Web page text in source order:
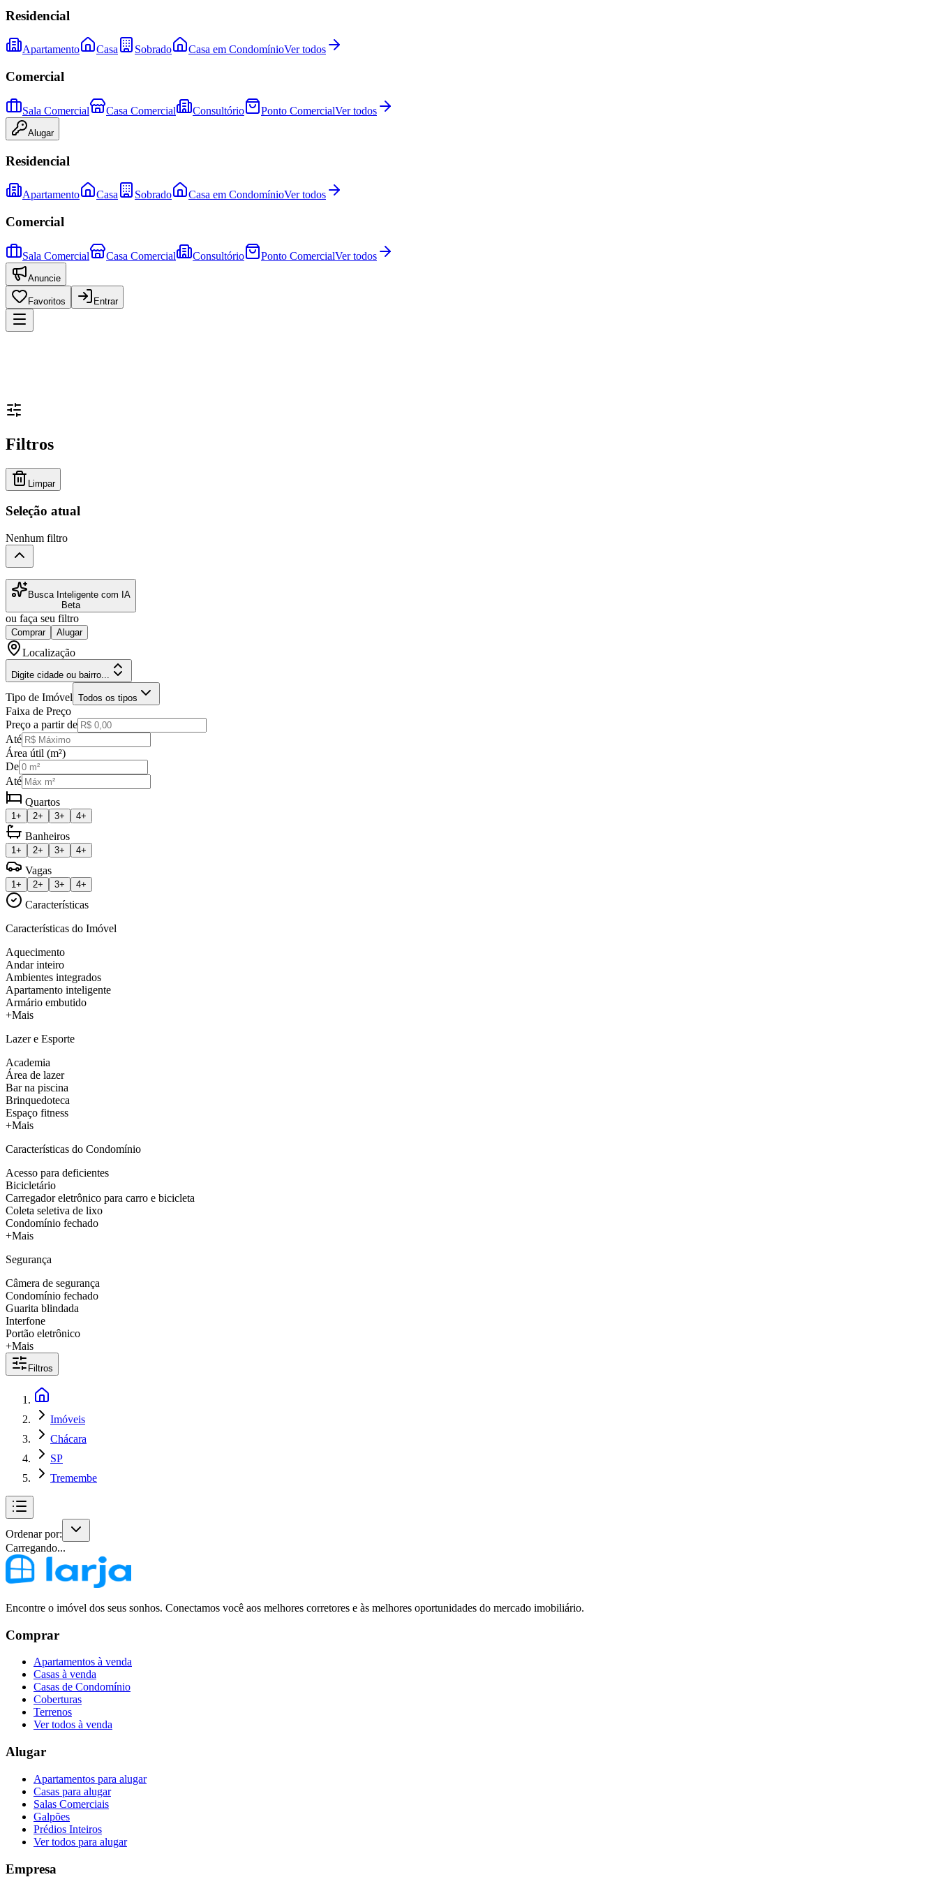
Residencial
Apartamento Casa Sobrado Casa em CondomínioVer todos
Comercial
Sala Comercial Casa Comercial Consultório Ponto ComercialVer todos
Alugar
Residencial
Apartamento Casa Sobrado Casa em CondomínioVer todos
Comercial
Sala Comercial Casa Comercial Consultório Ponto ComercialVer todos
Anuncie
Favoritos Entrar
Filtros
Limpar
Seleção atual
Nenhum filtro
Busca Inteligente com IA
Beta
ou faça seu filtro
Comprar Alugar
Localização
Digite cidade ou bairro...
Tipo de Imóvel Todos os tipos
Faixa de Preço
Preço a partir de
Até
Área útil (m²)
De
Até
Quartos
1+ 2+ 3+ 4+
Banheiros
1+ 2+ 3+ 4+
Vagas
1+ 2+ 3+ 4+
Características
Características do Imóvel
Aquecimento
Andar inteiro
Ambientes integrados
Apartamento inteligente
Armário embutido
+Mais
Lazer e Esporte
Academia
Área de lazer
Bar na piscina
Brinquedoteca
Espaço fitness
+Mais
Características do Condomínio
Acesso para deficientes
Bicicletário
Carregador eletrônico para carro e bicicleta
Coleta seletiva de lixo
Condomínio fechado
+Mais
Segurança
Câmera de segurança
Condomínio fechado
Guarita blindada
Interfone
Portão eletrônico
+Mais
Filtros
Imóveis
Chácara
SP
Tremembe
Ordenar por:
Carregando...
Encontre o imóvel dos seus sonhos. Conectamos você aos melhores corretores e às melhores oportunidades do mercado imobiliário.
Comprar
Apartamentos à venda
Casas à venda
Casas de Condomínio
Coberturas
Terrenos
Ver todos à venda
Alugar
Apartamentos para alugar
Casas para alugar
Salas Comerciais
Galpões
Prédios Inteiros
Ver todos para alugar
Empresa